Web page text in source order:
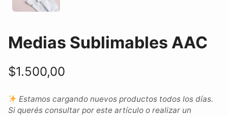
Medias Sublimables AAC
$1.500,00
Estamos cargando nuevos productos todos los días.
Si querés consultar por este artículo o realizar un